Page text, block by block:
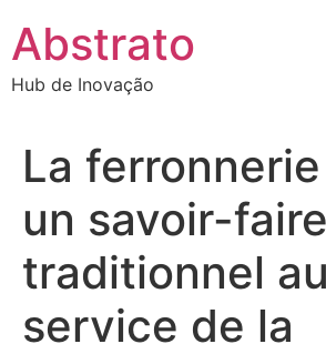
para
conteúdo
Abstrato
Hub de Inovação
La ferronnerie
un savoir-faire
traditionnel au
service de la